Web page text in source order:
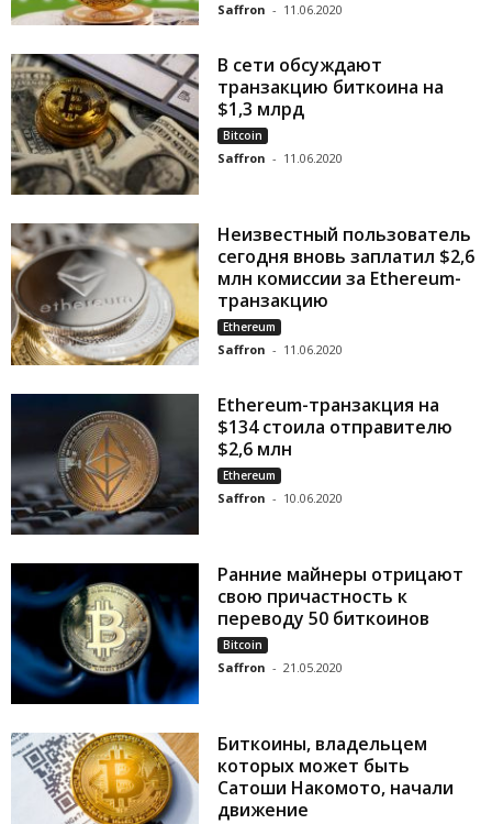
Saffron - 11.06.2020
В сети обсуждают
транзакцию биткоина на
$1,3 млрд
Bitcoin
Saffron - 11.06.2020
Неизвестный пользователь
сегодня вновь заплатил $2,6
млн комиссии за Ethereum-
транзакцию
Ethereum
Saffron - 11.06.2020
Ethereum-транзакция на
$134 стоила отправителю
$2,6 млн
Ethereum
Saffron - 10.06.2020
Ранние майнеры отрицают
свою причастность к
переводу 50 биткоинов
Bitcoin
Saffron - 21.05.2020
Биткоины, владельцем
которых может быть
Сатоши Накомото, начали
движение